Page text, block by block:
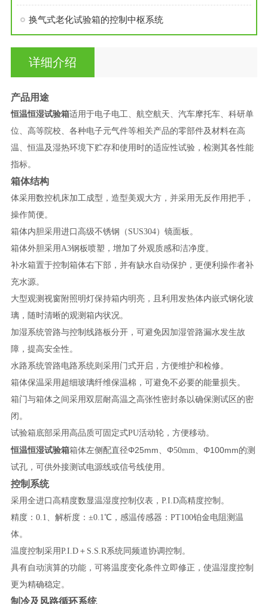
换气式老化试验箱的控制中枢系统
详细介绍
产品用途
恒温恒湿试验箱适用于电子电工、航空航天、汽车摩托车、科研单
位、高等院校、各种电子元气件等相关产品的零部件及材料在高
温、恒温及湿热环境下贮存和使用时的适应性试验，检测其各性能
指标。
箱体结构
体采用数控机床加工成型，造型美观大方，并采用无反作用把手，
操作简便。
箱体内胆采用进口高级不锈钢（SUS304）镜面板。
箱体外胆采用A3钢板喷塑，增加了外观质感和洁净度。
补水箱置于控制箱体右下部，并有缺水自动保护，更便利操作者补
充水源。
大型观测视窗附照明灯保持箱内明亮，且利用发热体内嵌式钢化玻
璃，随时清晰的观测箱内状况。
加湿系统管路与控制线路板分开，可避免因加湿管路漏水发生故
障，提高安全性。
水路系统管路电路系统则采用门式开启，方便维护和检修。
箱体保温采用超细玻璃纤维保温棉，可避免不必要的能量损失。
箱门与箱体之间采用双层耐高温之高张性密封条以确保测试区的密
闭。
试验箱底部采用高品质可固定式PU活动轮，方便移动。
恒温恒湿试验箱箱体左侧配直径Φ25mm Φ50mm Φ100mm的测
试孔，可供外接测试电源线或信号线使用。
控制系统
采用全进口高精度数显温湿度控制仪表，P.I.D高精度控制。
精度：0.1、解析度：±0.1℃，感温传感器：PT100铂金电阻测温
体。
温度控制采用P.I.D＋S.S.R系统同频道协调控制。
具有自动演算的功能，可将温度变化条件立即修正，使温湿度控制
更为精确稳定。
制冷及风路循环系统